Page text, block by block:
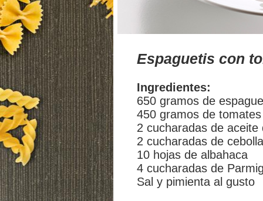
Espaguetis con
Ingredientes:
650 gramos de
450 gramos de
2 cucharadas de
2 cucharadas de
10 hojas de albahaca
4 cucharadas de
Sal y pimienta al gusto